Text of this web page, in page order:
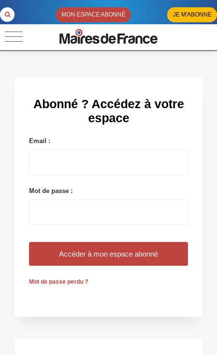
MON ESPACE ABONNÉ JE M'ABONNE
Abonné ? Accédez à votre
espace
Email :
Mot de passe :
Mot de passe perdu ?